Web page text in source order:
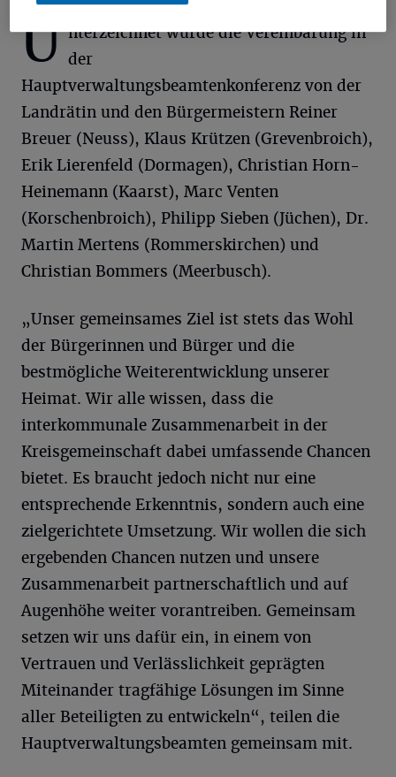
U nterzeichnet wurde die Vereinbarung in
der
Hauptverwaltungsbeamtenkonferenz von der
Landrätin und den Bürgermeistern Reiner
Breuer (Neuss), Klaus Krützen (Grevenbroich),
Erik Lierenfeld (Dormagen), Christian Horn-
Heinemann (Kaarst), Marc Venten
(Korschenbroich), Philipp Sieben (Jüchen), Dr.
Martin Mertens (Rommerskirchen) und
Christian Bommers (Meerbusch).
„Unser gemeinsames Ziel ist stets das Wohl
der Bürgerinnen und Bürger und die
bestmögliche Weiterentwicklung unserer
Heimat. Wir alle wissen, dass die
interkommunale Zusammenarbeit in der
Kreisgemeinschaft dabei umfassende Chancen
bietet. Es braucht jedoch nicht nur eine
entsprechende Erkenntnis, sondern auch eine
zielgerichtete Umsetzung. Wir wollen die sich
ergebenden Chancen nutzen und unsere
Zusammenarbeit partnerschaftlich und auf
Augenhöhe weiter vorantreiben. Gemeinsam
setzen wir uns dafür ein, in einem von
Vertrauen und Verlässlichkeit geprägten
Miteinander tragfähige Lösungen im Sinne
aller Beteiligten zu entwickeln“, teilen die
Hauptverwaltungsbeamten gemeinsam mit.